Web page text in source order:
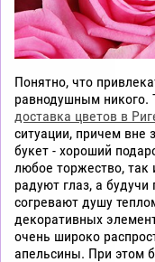
Понятно, что
равнодушным никого.
доставка цветов в
ситуации, причем вне
букет - хороший
любое торжество,
радуют глаз, а
согревают душу
декоративных
очень широко
апельсины. При этом